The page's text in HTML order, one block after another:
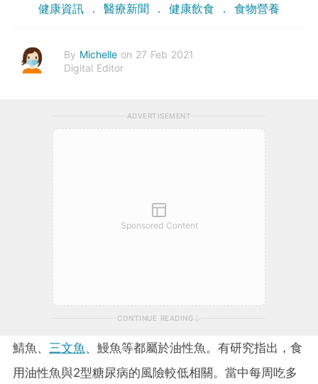
健康資訊 醫療新聞 健康飲食 食物營養
By Michelle on 27 Feb 2021
Digital Editor
ADVERTISEMENT
Sponsored Content
CONTINUE READING
鯖魚、 三文魚 、鰻魚等都屬於油性魚。有研究指出，食
用油性魚與2型糖尿病的風險較低相關。當中每周吃多